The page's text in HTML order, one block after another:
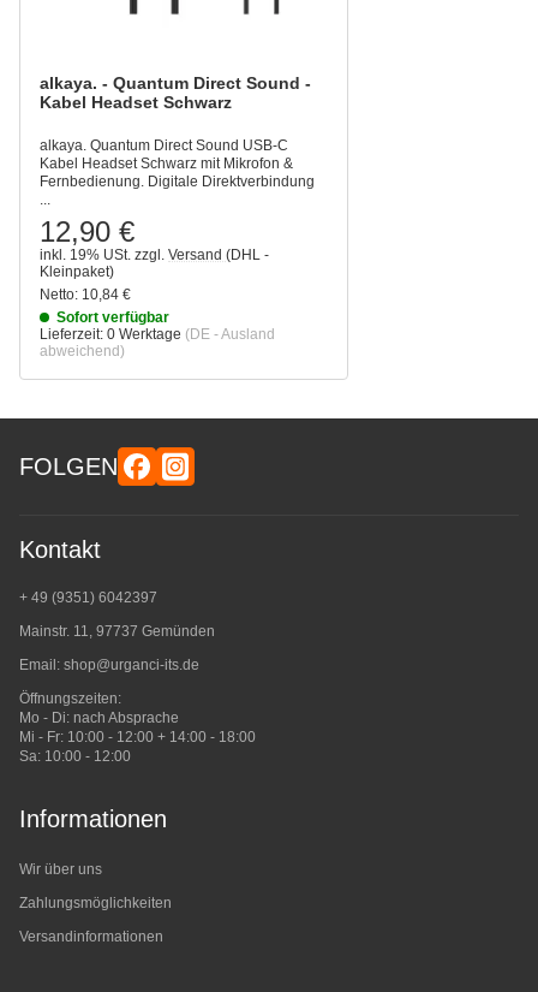
alkaya. - Quantum Direct Sound -
Kabel Headset Schwarz
alkaya. Quantum Direct Sound USB-C
Kabel Headset Schwarz mit Mikrofon &
Fernbedienung. Digitale Direktverbindung
12,90 €
inkl. 19% USt. zzgl. Versand (DHL -
Kleinpaket)
Netto: 10,84 €
Sofort verfügbar
Lieferzeit: 0 Werktage (DE - Ausland
abweichend)
FOLGEN
Kontakt
+ 49 (9351) 6042397
Mainstr. 11, 97737 Gemünden
Email: shop@urganci-its.de
Öffnungszeiten:
Mo - Di: nach Absprache
Mi - Fr: 10:00 - 12:00 + 14:00 - 18:00
Sa: 10:00 - 12:00
Informationen
Wir über uns
Zahlungsmöglichkeiten
Versandinformationen